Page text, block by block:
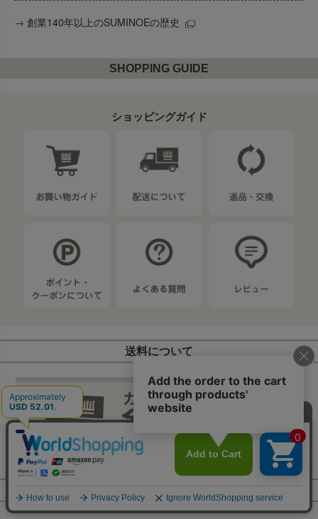
→ 創業140年以上のSUMINOEの歴史
SHOPPING GUIDE
ショッピングガイド
送料について
※ 北海道・沖縄・離島、大型商品は除く → 詳しくはこちら